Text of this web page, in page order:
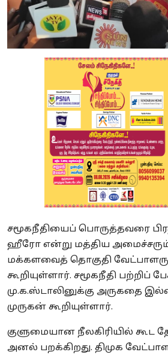
சமூகநீதியைப் பொருத்தவரை
ஹீரோ என்று மத்திய அமைச்சரும்
மக்களவைத் தொகுதி
கூறியுள்ளார். சமூகநீதி பற்றிப்
மு.க.ஸ்டாலினுக்கு அருகதை
முருகன் கூறியுள்ளார்.
குளுமையான நீலகிரியில் கூட
அனல் பறக்கிறது. திமுக